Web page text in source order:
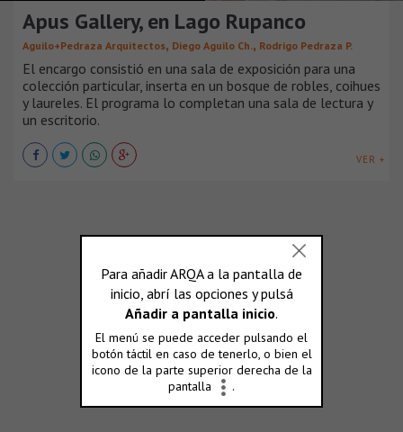
Apus Gallery, en Lago Rupanco
Aguilo+Pedraza Arquitectos, Diego Aguilo Ch., Rodrigo Pedraza P.
El encargo consistió en una sala de exposición para una
colección particular, inserta en un bosque de robles, coihues
y laureles. El programa lo completan una sala de lectura y
un escritorio.
VER +